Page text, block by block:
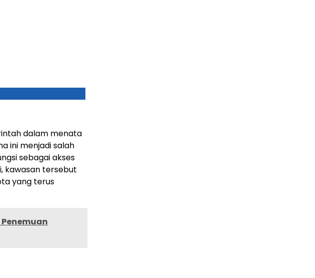
dalam menata
ini menjadi salah
sebagai akses
kawasan tersebut
yang terus